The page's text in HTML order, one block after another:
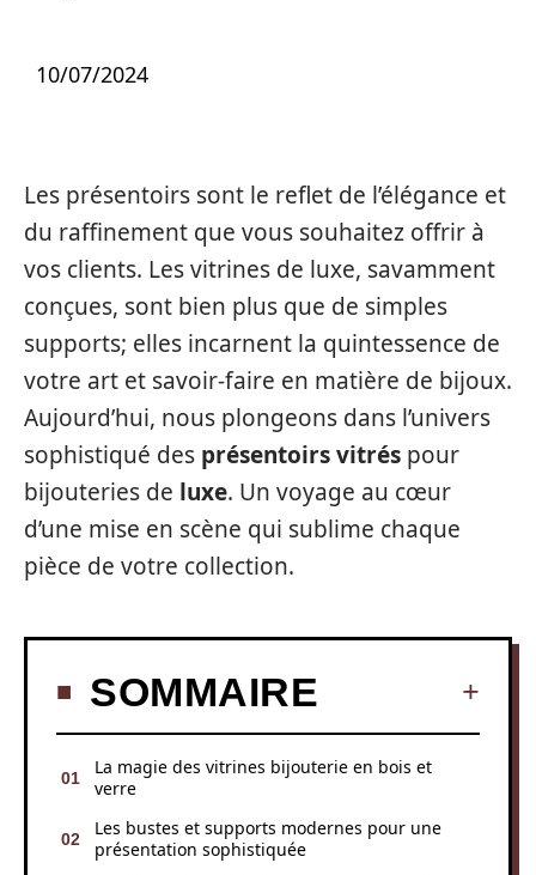
10/07/2024
Les présentoirs sont le reflet de l’élégance et
du raffinement que vous souhaitez offrir à
vos clients. Les vitrines de luxe, savamment
conçues, sont bien plus que de simples
supports; elles incarnent la quintessence de
votre art et savoir-faire en matière de bijoux.
Aujourd’hui, nous plongeons dans l’univers
sophistiqué des présentoirs vitrés pour
bijouteries de luxe. Un voyage au cœur
d’une mise en scène qui sublime chaque
pièce de votre collection.
SOMMAIRE
La magie des vitrines bijouterie en bois et
verre
Les bustes et supports modernes pour une
présentation sophistiquée